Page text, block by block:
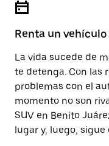
para
cerrar
calendario.
Renta un
La vida sucede de
te detenga. Con las
problemas con el
momento no son
SUV en Benito
lugar y, luego, sigue